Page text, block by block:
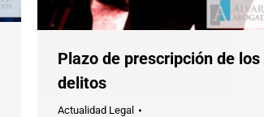
Plazo de prescripción de los
delitos
Actualidad Legal